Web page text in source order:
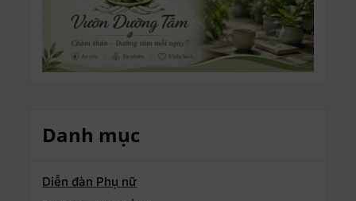
Danh mục
Diễn đàn Phụ nữ